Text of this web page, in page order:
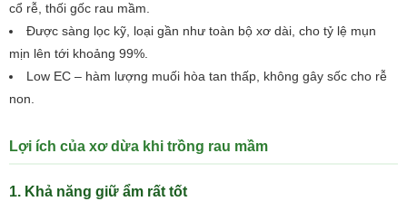
cổ rễ, thối gốc rau mầm.
Được sàng lọc kỹ, loại gần như toàn bộ xơ dài, cho tỷ lệ mụn
mịn lên tới khoảng 99%.
Low EC – hàm lượng muối hòa tan thấp, không gây sốc cho rễ
non.
Lợi ích của xơ dừa khi trồng rau mầm
1. Khả năng giữ ẩm rất tốt